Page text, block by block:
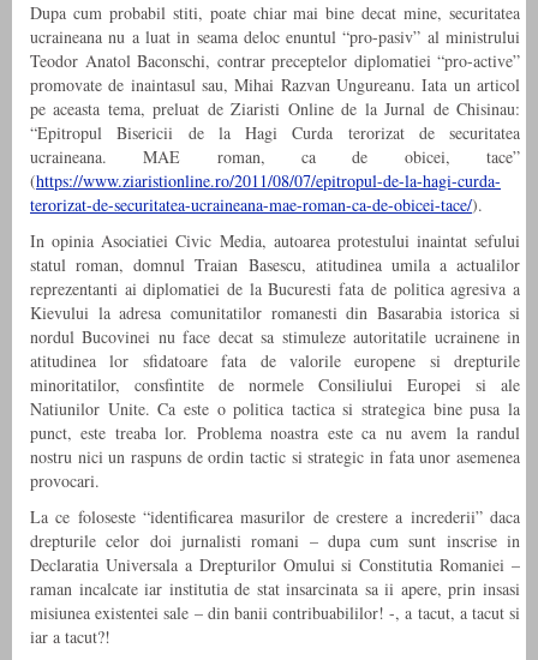
Dupa cum probabil stiti, poate chiar mai bine decat mine, securitatea
ucraineana nu a luat in seama deloc enuntul “pro-pasiv” al ministrului
Teodor Anatol Baconschi, contrar preceptelor diplomatiei “pro-active”
promovate de inaintasul sau, Mihai Razvan Ungureanu. Iata un articol
pe aceasta tema, preluat de Ziaristi Online de la Jurnal de Chisinau:
“Epitropul Bisericii de la Hagi Curda terorizat de securitatea
ucraineana. MAE roman, ca de obicei, tace”
(https://www.ziaristionline.ro/2011/08/07/epitropul-de-la-hagi-curda-
terorizat-de-securitatea-ucraineana-mae-roman-ca-de-obicei-tace/).
In opinia Asociatiei Civic Media, autoarea protestului inaintat sefului
statul roman, domnul Traian Basescu, atitudinea umila a actualilor
reprezentanti ai diplomatiei de la Bucuresti fata de politica agresiva a
Kievului la adresa comunitatilor romanesti din Basarabia istorica si
nordul Bucovinei nu face decat sa stimuleze autoritatile ucrainene in
atitudinea lor sfidatoare fata de valorile europene si drepturile
minoritatilor, consfintite de normele Consiliului Europei si ale
Natiunilor Unite. Ca este o politica tactica si strategica bine pusa la
punct, este treaba lor. Problema noastra este ca nu avem la randul
nostru nici un raspuns de ordin tactic si strategic in fata unor asemenea
provocari.
La ce foloseste “identificarea masurilor de crestere a increderii” daca
drepturile celor doi jurnalisti romani – dupa cum sunt inscrise in
Declaratia Universala a Drepturilor Omului si Constitutia Romaniei –
raman incalcate iar institutia de stat insarcinata sa ii apere, prin insasi
misiunea existentei sale – din banii contribuabililor! -, a tacut, a tacut si
iar a tacut?!